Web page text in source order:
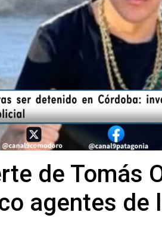
de Tomás
agentes de